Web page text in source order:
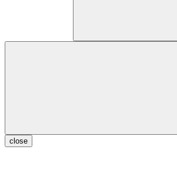
close